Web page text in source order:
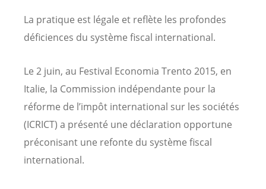
La pratique est légale et reflète les profondes
déficiences du système fiscal international.
Le 2 juin, au Festival Economia Trento 2015, en
Italie, la Commission indépendante pour la
réforme de l’impôt international sur les sociétés
(ICRICT) a présenté une déclaration opportune
préconisant une refonte du système fiscal
international.